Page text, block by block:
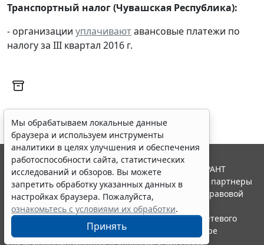
Транспортный налог (Чувашская Республика):
- организации уплачиваютавансовые платежи по
налогу за III квартал 2016 г.
Мы обрабатываем локальные данные
браузера и используем инструменты
аналитики в целях улучшения и обеспечения
работоспособности сайта, статистических
исследований и обзоров. Вы можете
запретить обработку указанных данных в
настройках браузера. Пожалуйста,
ознакомьтесь с условиями их обработки.
Принять
© ООО "НПП "ГАРАНТ-СЕРВИС", 2026. Система ГАРАНТ
выпускается с 1990 года. Компания "Гарант" и ее партнеры
являются участниками Российской ассоциации правовой
информации ГАРАНТ.
Портал ГАРАНТ.РУ зарегистрирован в качестве сетевого
издания Федеральной службой по надзору в сфере